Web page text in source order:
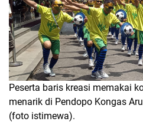
Peserta baris kreasi memakai
menarik di Pendopo Kongas
(foto istimewa).